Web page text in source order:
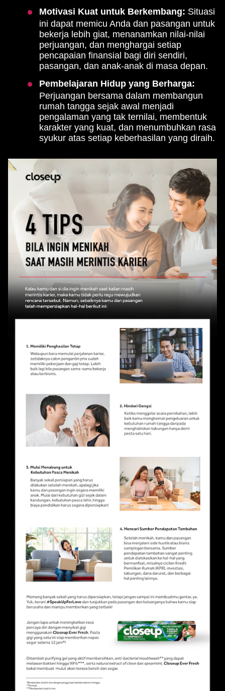
Motivasi Kuat untuk Berkembang: Situasi
ini dapat memicu Anda dan pasangan untuk
bekerja lebih giat, menanamkan nilai-nilai
perjuangan, dan menghargai setiap
pencapaian finansial bagi diri sendiri,
pasangan, dan anak-anak di masa depan.
Pembelajaran Hidup yang Berharga:
Perjuangan bersama dalam membangun
rumah tangga sejak awal menjadi
pengalaman yang tak ternilai, membentuk
karakter yang kuat, dan menumbuhkan rasa
syukur atas setiap keberhasilan yang diraih.